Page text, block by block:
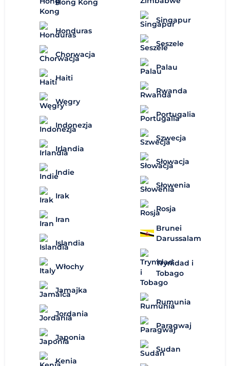
Hong Kong
Honduras
Chorwacja
Haiti
Węgry
Indonezja
Irlandia
Indie
Irak
Iran
Islandia
Włochy
Jamajka
Jordania
Japonia
Kenia
Singapur
Seszele
Palau
Rwanda
Portugalia
Szwecja
Słowacja
Słowenia
Rosja
Brunei
Darussalam
Trynidad i
Tobago
Rumunia
Paragwaj
Sudan